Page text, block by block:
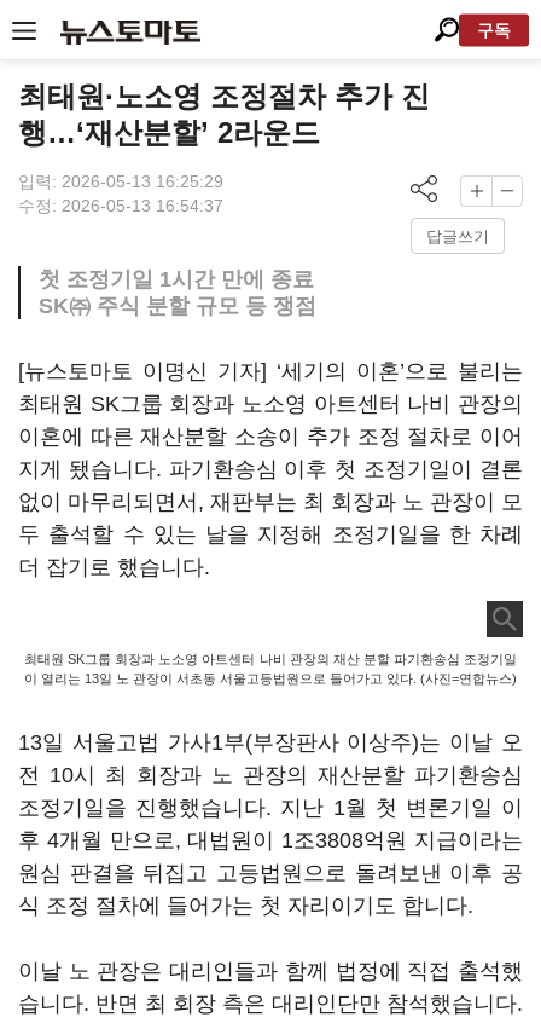
구독
최태원·노소영 조정절차 추가 진
행…‘재산분할’ 2라운드
입력: 2026-05-13 16:25:29
수정: 2026-05-13 16:54:37
답글쓰기
첫 조정기일 1시간 만에 종료
SK㈜ 주식 분할 규모 등 쟁점
[뉴스토마토 이명신 기자] ‘세기의 이혼’으로 불리는
최태원 SK그룹 회장과 노소영 아트센터 나비 관장의
이혼에 따른 재산분할 소송이 추가 조정 절차로 이어
지게 됐습니다. 파기환송심 이후 첫 조정기일이 결론
없이 마무리되면서, 재판부는 최 회장과 노 관장이 모
두 출석할 수 있는 날을 지정해 조정기일을 한 차례
더 잡기로 했습니다.
최태원 SK그룹 회장과 노소영 아트센터 나비 관장의 재산 분할 파기환송심 조정기일
이 열리는 13일 노 관장이 서초동 서울고등법원으로 들어가고 있다. (사진=연합뉴스)
13일 서울고법 가사1부(부장판사 이상주)는 이날 오
전 10시 최 회장과 노 관장의 재산분할 파기환송심
조정기일을 진행했습니다. 지난 1월 첫 변론기일 이
후 4개월 만으로, 대법원이 1조3808억원 지급이라는
원심 판결을 뒤집고 고등법원으로 돌려보낸 이후 공
식 조정 절차에 들어가는 첫 자리이기도 합니다.
이날 노 관장은 대리인들과 함께 법정에 직접 출석했
습니다. 반면 최 회장 측은 대리인단만 참석했습니다.